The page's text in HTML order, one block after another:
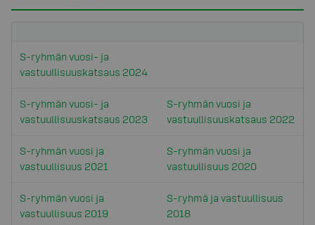
S-ryhmän vuosi- ja
vastuullisuuskatsaus 2024
S-ryhmän vuosi- ja
vastuullisuuskatsaus 2023
S-ryhmän vuosi ja
vastuullisuuskatsaus 2022
S-ryhmän vuosi ja
vastuullisuus 2021
S-ryhmän vuosi ja
vastuullisuus 2020
S-ryhmän vuosi ja
vastuullisuus 2019
S-ryhmä ja vastuullisuus
2018